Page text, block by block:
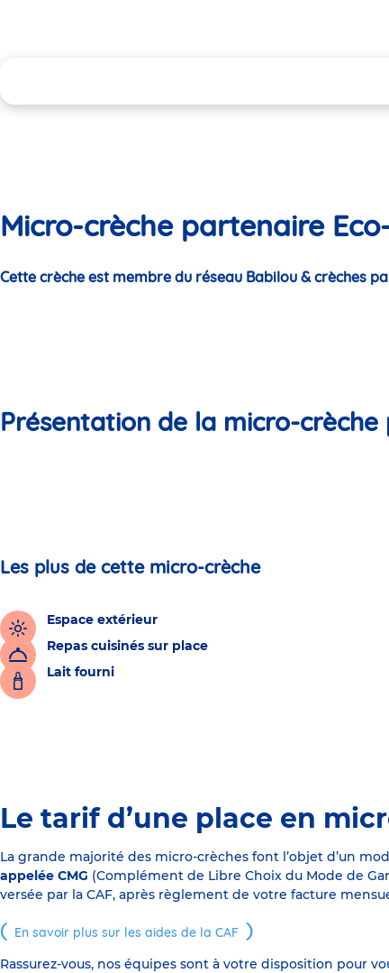
Micro-crèche partenaire
Cette crèche est membre du réseau Babilou & crèches
Présentation de la micro-
Les plus de cette micro-crèche
Espace extérieur
Repas cuisinés sur place
Lait fourni
Le tarif d’une place en
La grande majorité des micro-crèches font l’objet d’un
appelée CMG (Complément de Libre Choix du Mode de
versée par la CAF, après règlement de votre facture
En savoir plus sur les aides de la CAF
Rassurez-vous, nos équipes sont à votre disposition pour